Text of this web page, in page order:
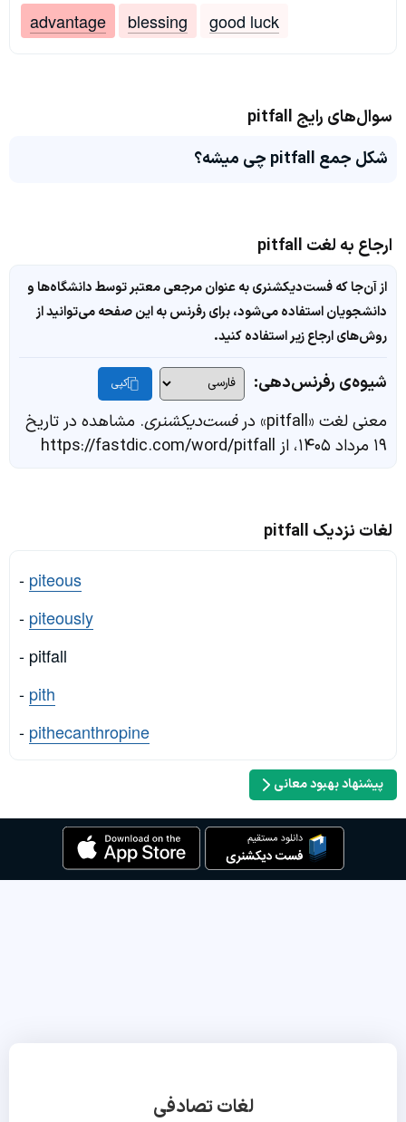
advantage blessing good luck
سوال‌های رایج pitfall
شکل جمع pitfall چی میشه؟
ارجاع به لغت pitfall
از آن‌جا که فست‌دیکشنری به عنوان مرجعی معتبر توسط دانشگاه‌ها و
دانشجویان استفاده می‌شود، برای رفرنس به این صفحه می‌توانید از
روش‌های ارجاع زیر استفاده کنید.
شیوه‌ی رفرنس‌دهی: کپی
معنی لغت «pitfall» در فست‌دیکشنری. مشاهده در تاریخ
۱۹ مرداد ۱۴۰۵، از https://fastdic.com/word/pitfall
لغات نزدیک pitfall
- piteous
- piteously
- pitfall
- pith
- pithecanthropine
پیشنهاد بهبود معانی
لغات تصادفی